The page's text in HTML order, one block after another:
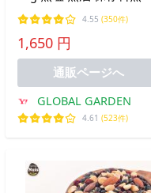
加 ナッツ くるみ 胡桃 お
やつ 製菓 製パン メール便
送料無料
4.55 (350件)
1,650 円
通販ページへ
GLOBAL GARDEN
4.61 (523件)